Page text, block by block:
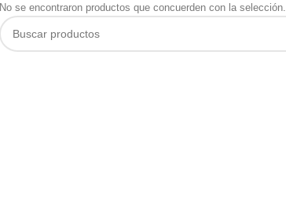
No se encontraron productos que concuerden con la selección.